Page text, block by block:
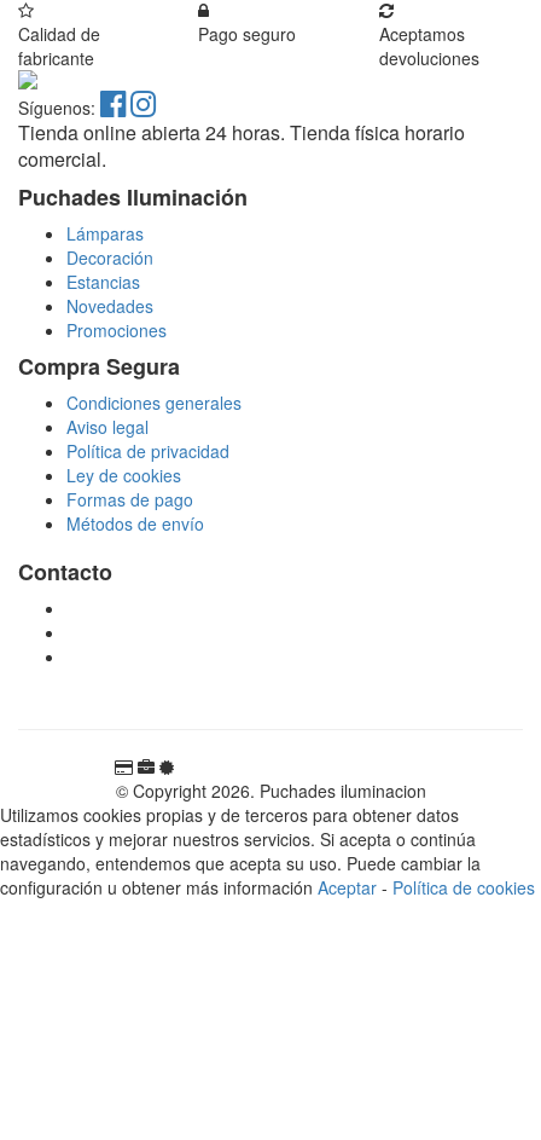
Calidad de
fabricante
Pago seguro
Aceptamos
devoluciones
Síguenos:
Tienda online abierta 24 horas. Tienda física horario
comercial.
Puchades Iluminación
Lámparas
Decoración
Estancias
Novedades
Promociones
Compra Segura
Condiciones generales
Aviso legal
Política de privacidad
Ley de cookies
Formas de pago
Métodos de envío
Contacto
© Copyright 2026. Puchades iluminacion
Utilizamos cookies propias y de terceros para obtener datos
estadísticos y mejorar nuestros servicios. Si acepta o continúa
navegando, entendemos que acepta su uso. Puede cambiar la
configuración u obtener más información Aceptar - Política de cookies